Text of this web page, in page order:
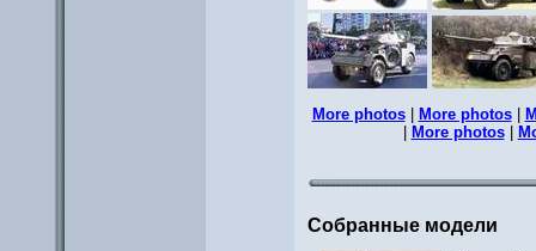
More photos| More photos|
More photos|
Собранные модели